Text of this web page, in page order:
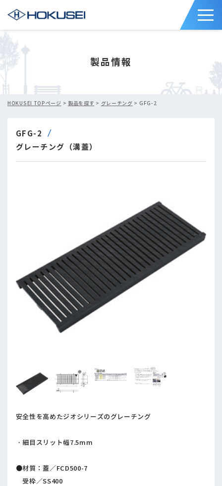
製品情報
HOKUSEI TOPページ > 製品を探す > グレーチング > GFG-2
GFG-2
グレーチング（溝蓋）
安全性を高めたジオシリーズのグレーチング
・細目スリット幅7.5mm
●材質：蓋／FCD500-7
受枠／SS400